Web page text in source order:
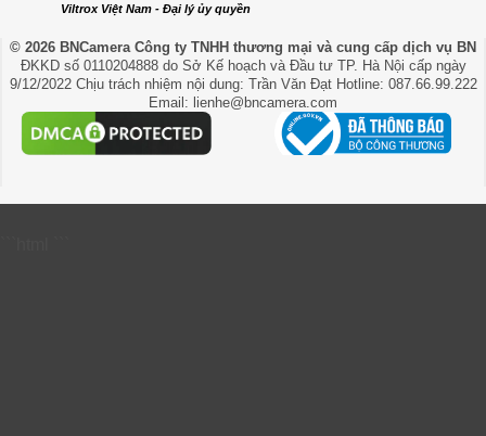
Viltrox Việt Nam - Đại lý ủy quyền
© 2026 BNCamera Công ty TNHH thương mại và cung cấp dịch vụ BN
ĐKKD số 0110204888 do Sở Kế hoạch và Đầu tư TP. Hà Nội cấp ngày
9/12/2022 Chịu trách nhiệm nội dung: Trần Văn Đạt Hotline: 087.66.99.222
Email: lienhe@bncamera.com